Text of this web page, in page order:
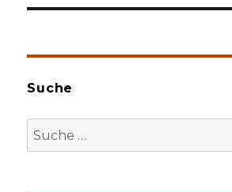
Suche
Suche
nach: